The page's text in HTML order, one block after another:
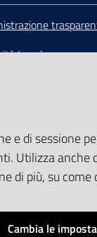
Legale
e di sessione
Utilizza
di più, su
Cambia le